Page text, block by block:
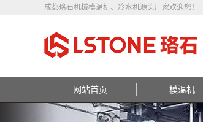
成都珞石机械模温机、冷水机源头厂家欢迎您！
网站首页 模温机